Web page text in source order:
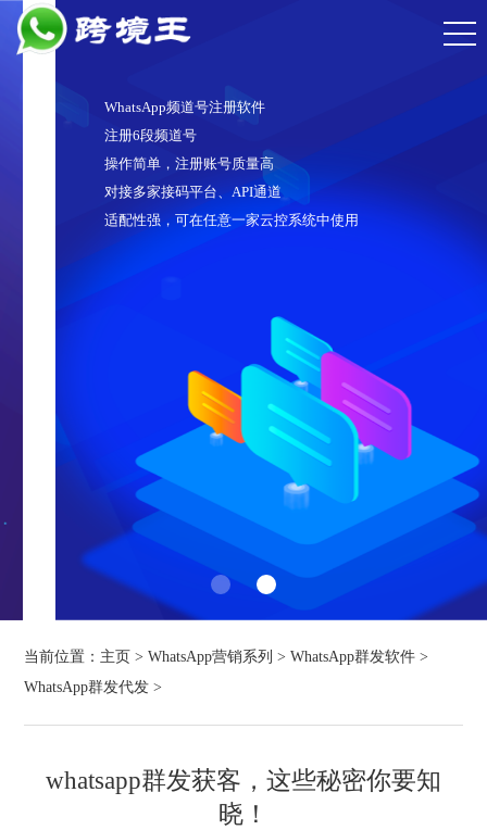
WhatsApp频道号注册软件
注册6段频道号
操作简单，注册账号质量高
对接多家接码平台、API通道
适配性强，可在任意一家云控系统中使用
当前位置： 主页 >WhatsApp营销系列 >WhatsApp群发软件 >
WhatsApp群发代发 >
whatsapp群发获客，这些秘密你要知
晓！